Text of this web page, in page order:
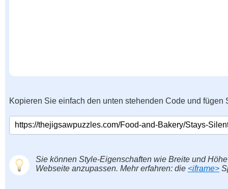
Kopieren Sie einfach den unten stehenden Code und fügen
Sie können Style-Eigenschaften wie Breite und
Webseite anzupassen. Mehr erfahren: die <iframe>